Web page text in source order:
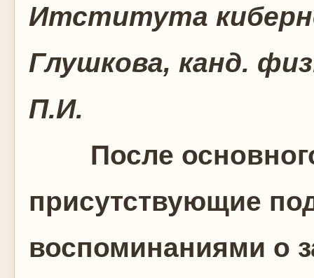
Итститута
Глушкова, канд.
П.И.
После основного
присутствующие
воспоминаниями о